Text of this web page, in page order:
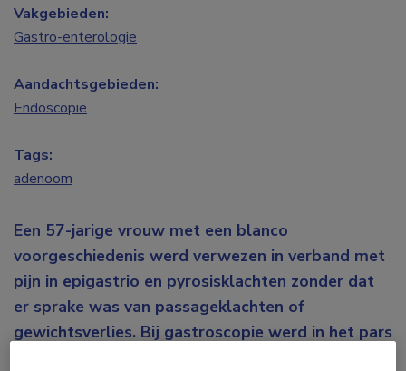
Een 57-jarige vrouw met een blanco
voorgeschiedenis werd verwezen in verband met
pijn in epigastrio en pyrosisklachten zonder dat
er sprake was van passageklachten of
gewichtsverlies. Bij gastroscopie werd in het pars
Vakgebieden:
Gastro-enterologie
Aandachtsgebieden:
Endoscopie
Tags:
adenoom